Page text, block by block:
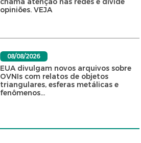
opiniões. VEJA
08/08/2026
EUA divulgam novos arquivos sobre
OVNIs com relatos de objetos
triangulares, esferas metálicas e
fenômenos...